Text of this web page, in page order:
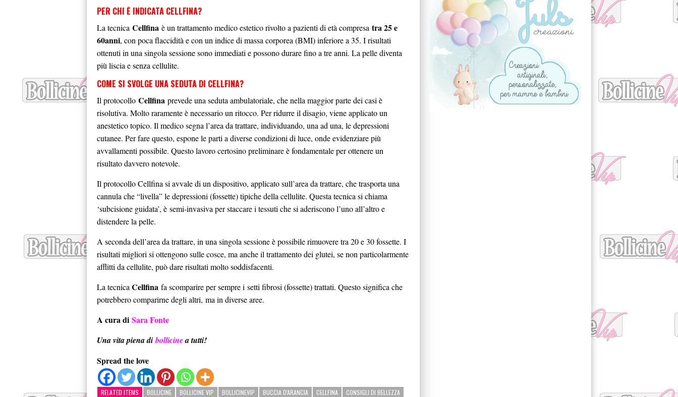
PER CHI È INDICATA CELLFINA?
La tecnica Cellfina è un trattamento medico estetico rivolto a pazienti di età compresa tra 25 e
60anni, con poca flaccidità e con un indice di massa corporea (BMI) inferiore a 35. I risultati
ottenuti in una singola sessione sono immediati e possono durare fino a tre anni. La pelle diventa
più liscia e senza cellulite.
COME SI SVOLGE UNA SEDUTA DI CELLFINA?
Il protocollo Cellfina prevede una seduta ambulatoriale, che nella maggior parte dei casi è
risolutiva. Molto raramente è necessario un ritocco. Per ridurre il disagio, viene applicato un
anestetico topico. Il medico segna l’area da trattare, individuando, una ad una, le depressioni
cutanee. Per fare questo, espone le parti a diverse condizioni di luce, onde evidenziare più
avvallamenti possibile. Questo lavoro certosino preliminare è fondamentale per ottenere un
risultato davvero notevole.
Il protocollo Cellfina si avvale di un dispositivo, applicato sull’area da trattare, che trasporta una
cannula che “livella” le depressioni (fossette) tipiche della cellulite. Questa tecnica si chiama
‘subcisione guidata’, è semi-invasiva per staccare i tessuti che si aderiscono l’uno all’altro e
distendere la pelle.
A seconda dell’area da trattare, in una singola sessione è possibile rimuovere tra 20 e 30 fossette. I
risultati migliori si ottengono sulle cosce, ma anche il trattamento dei glutei, se non particolarmente
afflitti da cellulite, può dare risultati molto soddisfacenti.
La tecnicaCellfina fa scomparire per sempre i setti fibrosi (fossette) trattati. Questo significa che
potrebbero comparirne degli altri, ma in diverse aree.
A cura di Sara Fonte
Una vita piena dibollicinea tutti!
Spread the love
RELATED ITEMS BOLLICINE BOLLICINE VIP BOLLICINEVIP BUCCIA D'ARANCIA CELLFINA
CONSIGLI DI BELLEZZA